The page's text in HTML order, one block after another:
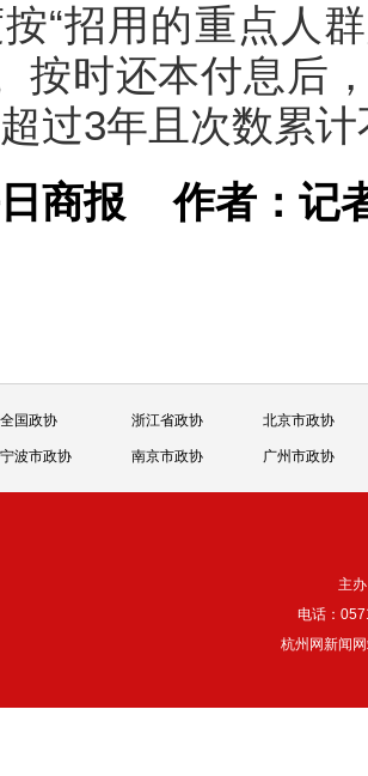
“招用的重点人
按时还本付息后
过3年且次数累
日商报作者：记
全国政协 浙江省政协 北京市政协
宁波市政协 南京市政协 广州市政协
主
电话：
杭州网新闻